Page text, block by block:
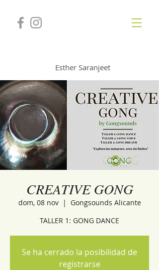
Esther Saranjeet
CREATIVE GONG
dom, 08 nov
  |
Gongsounds Alicante
TALLER 1: GONG DANCE
Se ha cerrado la posibilidad de
registrarse